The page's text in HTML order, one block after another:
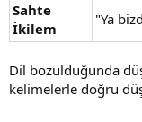
Sahte
İkilem
"Ya
Dil bozulduğunda
kelimelerle doğru